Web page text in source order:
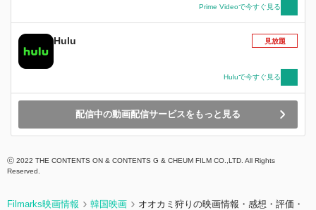
いた。 さらに消えた麻薬の奪取を目論む“汚 職刑
事”チュ・ソンチョル（イ・ジュニョク）も加わ
り、事件は三つ巴の激戦に突入、2 人の最強の敵
を前にマ・ソクト最大のピンチが訪れる—！
Prime Videoで今すぐ見る
Hulu 見放題
Huluで今すぐ見る
配信中の動画配信サービスをもっと見る
ⓒ 2022 THE CONTENTS ON & CONTENTS G & CHEUM FILM CO.,LTD. All Rights
Reserved.
Filmarks映画情報 韓国映画
オオカミ狩りの映画情報・感想・評価・